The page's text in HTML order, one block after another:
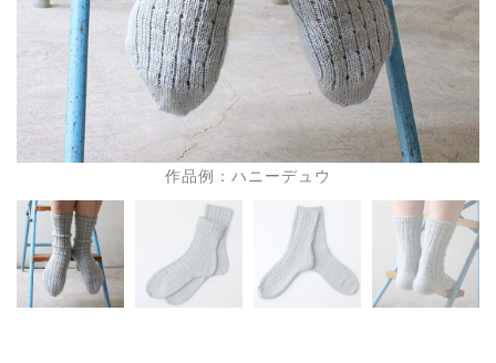
作品例：ハニーデュウ